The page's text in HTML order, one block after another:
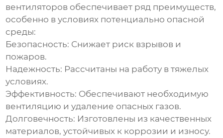
вентиляторов обеспечивает ряд преимуществ,
особенно в условиях потенциально опасной
среды:
Безопасность: Снижает риск взрывов и
пожаров.
Надежность: Рассчитаны на работу в тяжелых
условиях.
Эффективность: Обеспечивают необходимую
вентиляцию и удаление опасных газов.
Долговечность: Изготовлены из качественных
материалов, устойчивых к коррозии и износу.